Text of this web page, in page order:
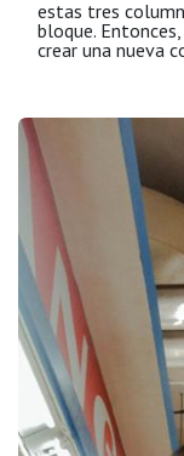
estas tres
bloque.
crear una nueva